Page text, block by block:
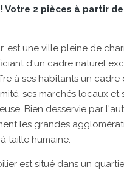
2 pièces à partir
est une ville pleine de
d'un cadre naturel
à ses habitants un
ses marchés locaux
Bien desservie par
les grandes
taille humaine.
est situé dans un